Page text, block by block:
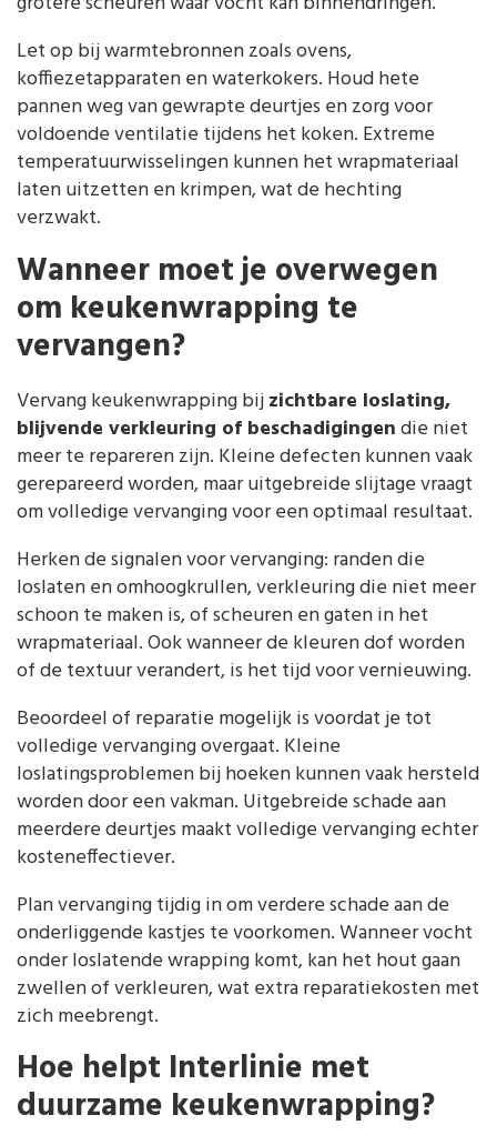
Let op bij warmtebronnen zoals ovens,
koffiezetapparaten en waterkokers. Houd hete
pannen weg van gewrapte deurtjes en zorg voor
voldoende ventilatie tijdens het koken. Extreme
temperatuurwisselingen kunnen het wrapmateriaal
laten uitzetten en krimpen, wat de hechting
verzwakt.
Wanneer moet je overwegen
om keukenwrapping te
vervangen?
Vervang keukenwrapping bijzichtbare loslating,
blijvende verkleuring of beschadigingendie niet
meer te repareren zijn. Kleine defecten kunnen vaak
gerepareerd worden, maar uitgebreide slijtage vraagt
om volledige vervanging voor een optimaal resultaat.
Herken de signalen voor vervanging: randen die
loslaten en omhoogkrullen, verkleuring die niet meer
schoon te maken is, of scheuren en gaten in het
wrapmateriaal. Ook wanneer de kleuren dof worden
of de textuur verandert, is het tijd voor vernieuwing.
Beoordeel of reparatie mogelijk is voordat je tot
volledige vervanging overgaat. Kleine
loslatingsproblemen bij hoeken kunnen vaak hersteld
worden door een vakman. Uitgebreide schade aan
meerdere deurtjes maakt volledige vervanging echter
kosteneffectiever.
Plan vervanging tijdig in om verdere schade aan de
onderliggende kastjes te voorkomen. Wanneer vocht
onder loslatende wrapping komt, kan het hout gaan
zwellen of verkleuren, wat extra reparatiekosten met
zich meebrengt.
Hoe helpt Interlinie met
duurzame keukenwrapping?